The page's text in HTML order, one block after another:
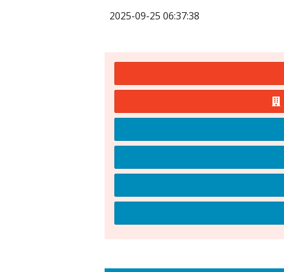
2025-09-25 06:37:38